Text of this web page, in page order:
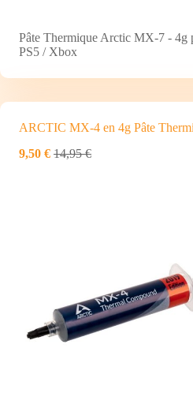
Pâte Thermique Arctic MX-7 - 4g
PS5 / Xbox
ARCTIC MX-4 en 4g Pâte
9,50 € 14,95 €